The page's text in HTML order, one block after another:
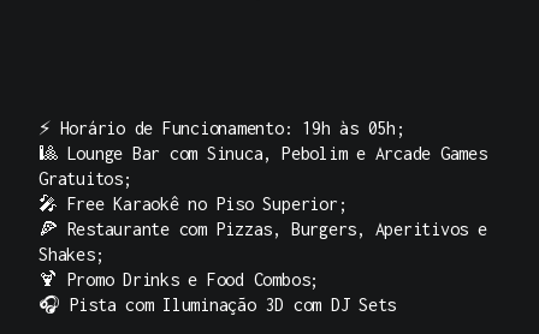
⚡ Horário de Funcionamento: 19h às 05h;
🎱 Lounge Bar com Sinuca, Pebolim e Arcade Games
Gratuitos;
🎤 Free Karaokê no Piso Superior;
🍕 Restaurante com Pizzas, Burgers, Aperitivos e
Shakes;
🍹 Promo Drinks e Food Combos;
🎧 Pista com Iluminação 3D com DJ Sets